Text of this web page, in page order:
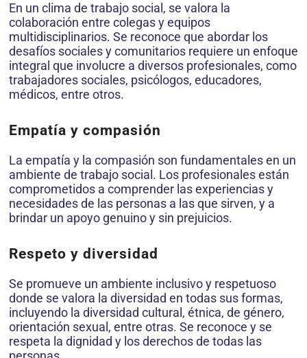
En un clima de trabajo social, se valora la
colaboración entre colegas y equipos
multidisciplinarios. Se reconoce que abordar los
desafíos sociales y comunitarios requiere un enfoque
integral que involucre a diversos profesionales, como
trabajadores sociales, psicólogos, educadores,
médicos, entre otros.
Empatía y compasión
La empatía y la compasión son fundamentales en un
ambiente de trabajo social. Los profesionales están
comprometidos a comprender las experiencias y
necesidades de las personas a las que sirven, y a
brindar un apoyo genuino y sin prejuicios.
Respeto y diversidad
Se promueve un ambiente inclusivo y respetuoso
donde se valora la diversidad en todas sus formas,
incluyendo la diversidad cultural, étnica, de género,
orientación sexual, entre otras. Se reconoce y se
respeta la dignidad y los derechos de todas las